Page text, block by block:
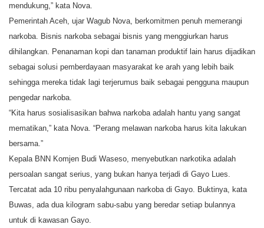
mendukung,” kata Nova.
Pemerintah Aceh, ujar Wagub Nova, berkomitmen penuh memerangi
narkoba. Bisnis narkoba sebagai bisnis yang menggiurkan harus
dihilangkan. Penanaman kopi dan tanaman produktif lain harus dijadikan
sebagai solusi pemberdayaan masyarakat ke arah yang lebih baik
sehingga mereka tidak lagi terjerumus baik sebagai pengguna maupun
pengedar narkoba.
“Kita harus sosialisasikan bahwa narkoba adalah hantu yang sangat
mematikan,” kata Nova. “Perang melawan narkoba harus kita lakukan
bersama.”
Kepala BNN Komjen Budi Waseso, menyebutkan narkotika adalah
persoalan sangat serius, yang bukan hanya terjadi di Gayo Lues.
Tercatat ada 10 ribu penyalahgunaan narkoba di Gayo. Buktinya, kata
Buwas, ada dua kilogram sabu-sabu yang beredar setiap bulannya
untuk di kawasan Gayo.